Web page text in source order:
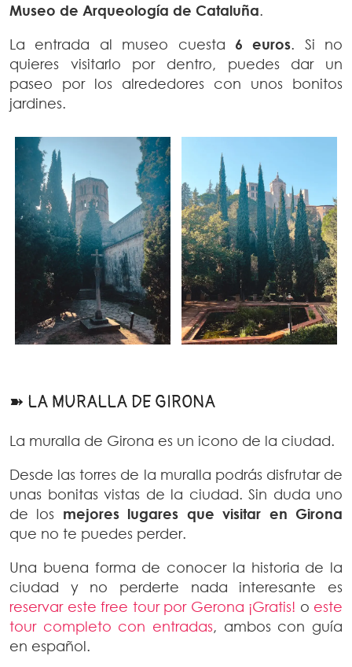
Museo de Arqueología de Cataluña.
La entrada al museo cuesta 6 euros. Si no
quieres visitarlo por dentro, puedes dar un
paseo por los alrededores con unos bonitos
jardines.
➽ LA MURALLA DE GIRONA
La muralla de Girona es un icono de la ciudad.
Desde las torres de la muralla podrás disfrutar de
unas bonitas vistas de la ciudad. Sin duda uno
de los mejores lugares que visitar en Girona
que no te puedes perder.
Una buena forma de conocer la historia de la
ciudad y no perderte nada interesante es
reservar este free tour por Gerona ¡Gratis! o este
tour completo con entradas, ambos con guía
en español.